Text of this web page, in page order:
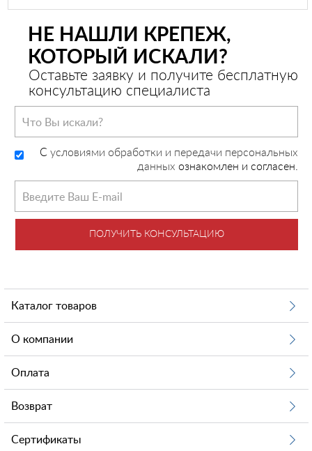
НЕ НАШЛИ КРЕПЕЖ,
КОТОРЫЙ ИСКАЛИ?
Оставьте заявку и получите бесплатную
консультацию специалиста
C условиями обработки и передачи персональных
данных ознакомлен и согласен.
ПОЛУЧИТЬ КОНСУЛЬТАЦИЮ
Каталог товаров
О компании
Оплата
Возврат
Сертификаты